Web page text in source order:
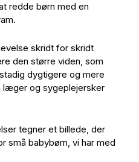
redde børn med en
skridt for skridt
den større viden, som
dygtigere og mere
læger og sygeplejersker
tegner et billede, der
små babybørn, vi har med